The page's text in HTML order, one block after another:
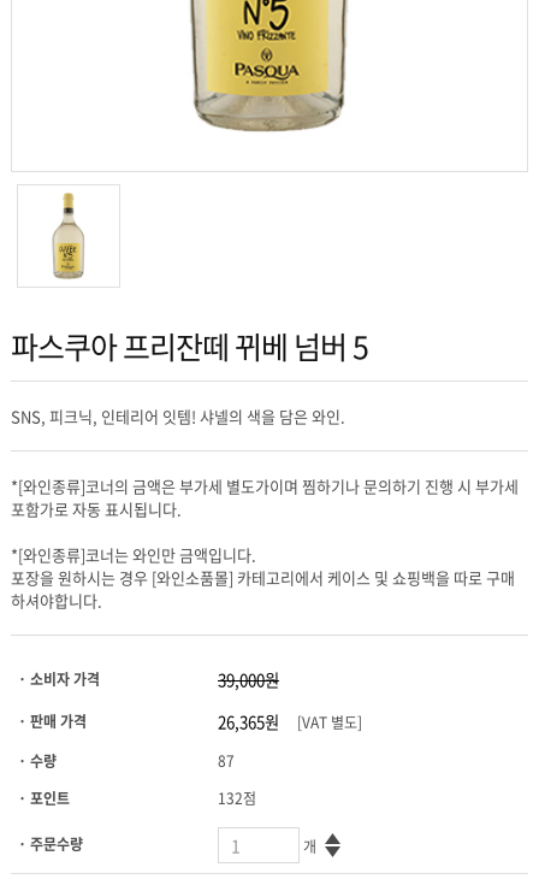
파스쿠아 프리잔떼 뀌베 넘버 5
SNS, 피크닉, 인테리어 잇템! 샤넬의 색을 담은 와인.
포함가로 자동 표시됩니다.
*[와인종류]코너는 와인만 금액입니다.
하셔야합니다.
· 소비자 가격
· 판매 가격
[VAT 별도]
· 수량
87
· 포인트
132점
· 주문수량 개